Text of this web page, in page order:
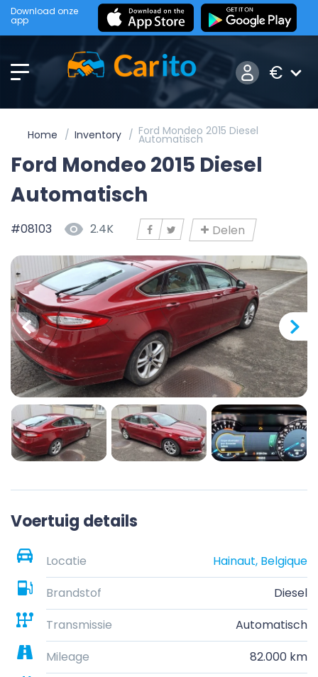
Download onze
app
€
Home Inventory Ford Mondeo 2015 Diesel
Automatisch
Ford Mondeo 2015 Diesel
Automatisch
#08103 2.4K Delen
Voertuig details
Locatie
Hainaut, Belgique
Brandstof
Diesel
Transmissie
Automatisch
Mileage
82.000 km